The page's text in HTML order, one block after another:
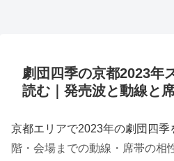
劇団四季の京都2023年
読む｜発売波と動線と
京都エリアで2023年の劇団四季
階・会場までの動線・席帯の相